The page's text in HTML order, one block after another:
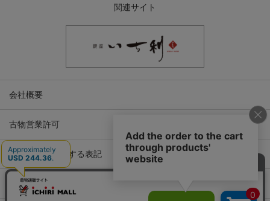
関連サイト
会社概要
古物営業許可
特定商取引に関する表記
プライバシーポリシー